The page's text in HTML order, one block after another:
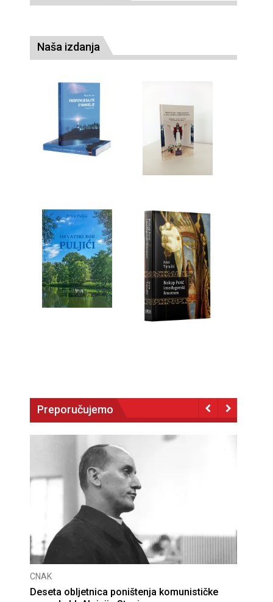
Naša izdanja
Preporučujemo
CNAK
Deseta obljetnica poništenja komunističke